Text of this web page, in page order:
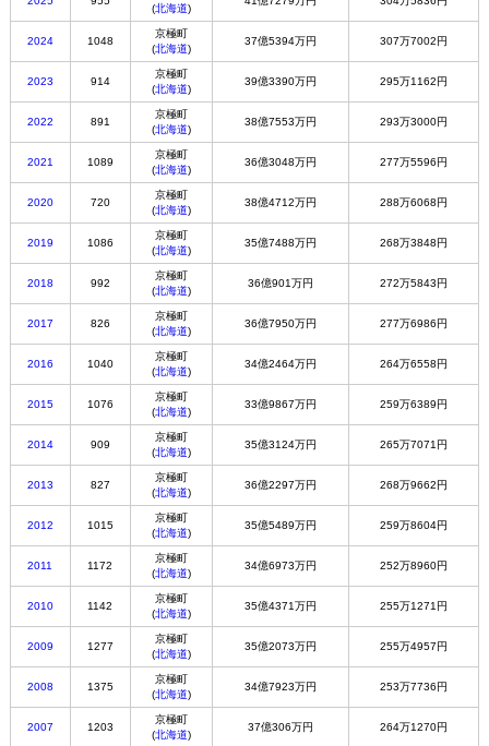
(北海道)
2024 1048
京極町
(北海道)
37億5394万円 307万7002円
2023 914
京極町
(北海道)
39億3390万円 295万1162円
2022 891
京極町
(北海道)
38億7553万円 293万3000円
2021 1089
京極町
(北海道)
36億3048万円 277万5596円
2020 720
京極町
(北海道)
38億4712万円 288万6068円
2019 1086
京極町
(北海道)
35億7488万円 268万3848円
2018 992
京極町
(北海道)
36億901万円 272万5843円
2017 826
京極町
(北海道)
36億7950万円 277万6986円
2016 1040
京極町
(北海道)
34億2464万円 264万6558円
2015 1076
京極町
(北海道)
33億9867万円 259万6389円
2014 909
京極町
(北海道)
35億3124万円 265万7071円
2013 827
京極町
(北海道)
36億2297万円 268万9662円
2012 1015
京極町
(北海道)
35億5489万円 259万8604円
2011 1172
京極町
(北海道)
34億6973万円 252万8960円
2010 1142
京極町
(北海道)
35億4371万円 255万1271円
2009 1277
京極町
(北海道)
35億2073万円 255万4957円
2008 1375
京極町
(北海道)
34億7923万円 253万7736円
2007 1203
京極町
(北海道)
37億306万円 264万1270円